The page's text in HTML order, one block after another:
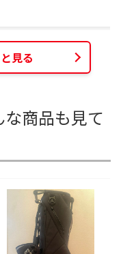
見る
商品も見て